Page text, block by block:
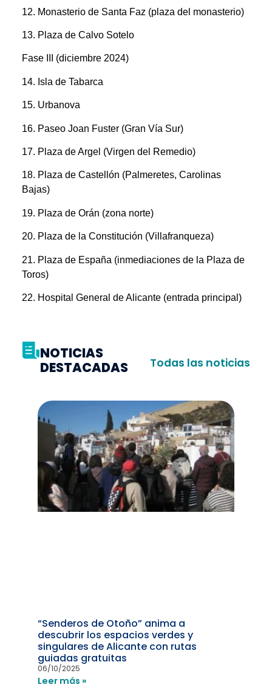
12. Monasterio de Santa Faz (plaza del monasterio)
13. Plaza de Calvo Sotelo
Fase III (diciembre 2024)
14. Isla de Tabarca
15. Urbanova
16. Paseo Joan Fuster (Gran Vía Sur)
17. Plaza de Argel (Virgen del Remedio)
18. Plaza de Castellón (Palmeretes, Carolinas
Bajas)
19. Plaza de Orán (zona norte)
20. Plaza de la Constitución (Villafranqueza)
21. Plaza de España (inmediaciones de la Plaza de
Toros)
22. Hospital General de Alicante (entrada principal)
NOTICIAS
DESTACADAS
Todas las noticias
“Senderos de Otoño” anima a
descubrir los espacios verdes y
singulares de Alicante con rutas
guiadas gratuitas
06/10/2025
Leer más »